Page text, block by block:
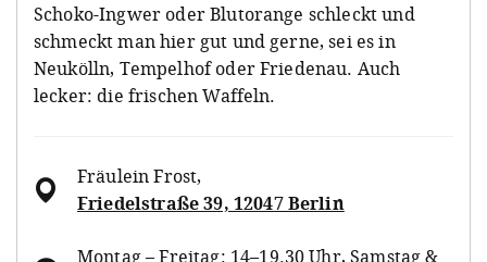
Schoko-Ingwer oder Blutorange schleckt und
schmeckt man hier gut und gerne, sei es in
Neukölln, Tempelhof oder Friedenau. Auch
lecker: die frischen Waffeln.
Fräulein Frost,
Friedelstraße 39, 12047 Berlin
Montag – Freitag: 14–19.30 Uhr, Samstag &